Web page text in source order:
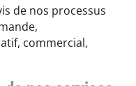
de nos processus
commercial,